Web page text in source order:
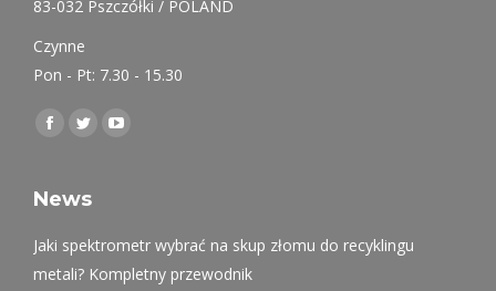
83-032 Pszczółki / POLAND
Czynne
Pon - Pt: 7.30 - 15.30
Find us on:
Facebook
opens
new
window
Twitter
opens
new
window
YouTube
new
window
News
Jaki spektrometr wybrać na skup złomu do recyklingu
metali? Kompletny przewodnik